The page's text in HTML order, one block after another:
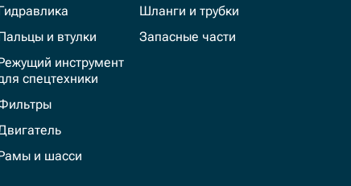
и втулки
инструмент
спецтехники
и шасси
Шланги и трубки
Запасные части